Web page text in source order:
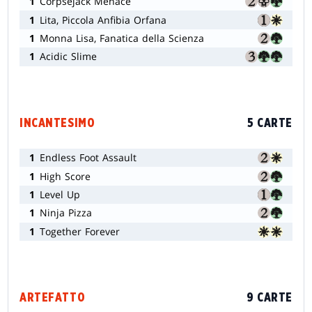
1 Lita, Piccola Anfibia Orfana
1 Monna Lisa, Fanatica della Scienza
1 Acidic Slime
INCANTESIMO 5 CARTE
1 Endless Foot Assault
1 High Score
1 Level Up
1 Ninja Pizza
1 Together Forever
ARTEFATTO 9 CARTE